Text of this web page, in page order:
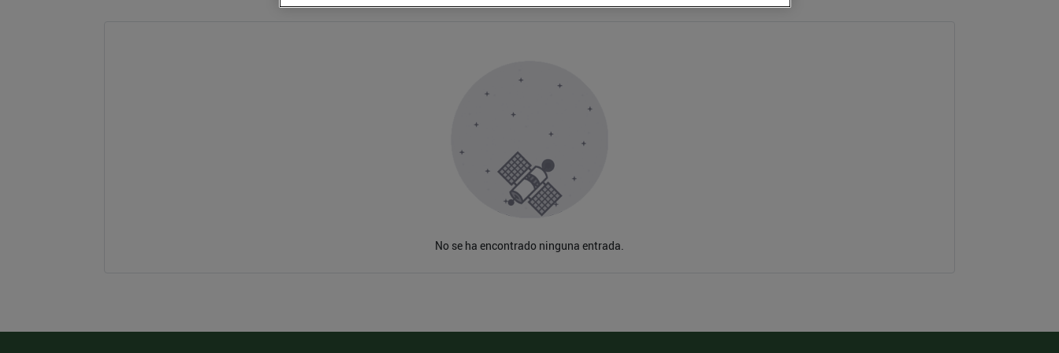
No se ha encontrado ninguna entrada.